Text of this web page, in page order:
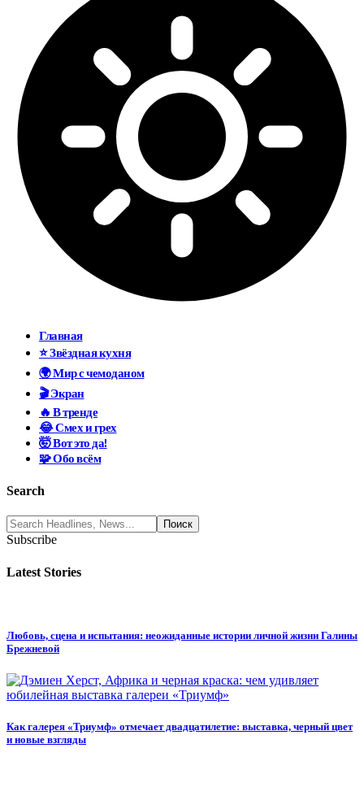
Главная
⭐ Звёздная кухня
🌍 Мир с чемоданом
🎬 Экран
🔥 В тренде
😂 Смех и грех
🤯 Вот это да!
🧩 Обо всём
Search
Subscribe
Latest Stories
Любовь, сцена и испытания: неожиданные истории личной жизни Галины
Брежневой
Как галерея «Триумф» отмечает двадцатилетие: выставка, черный цвет
и новые взгляды